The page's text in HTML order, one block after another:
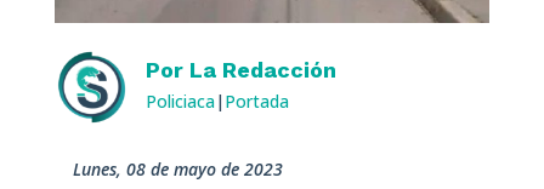
Por La Redacción
Policiaca| Portada
lunes, 08 de mayo de 2023